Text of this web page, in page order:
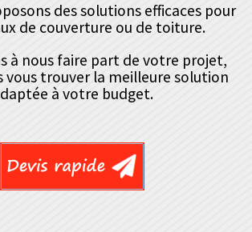
des solutions efficaces pour
de couverture ou de toiture.
à nous faire part de votre projet,
vous trouver la meilleure solution
à votre budget.